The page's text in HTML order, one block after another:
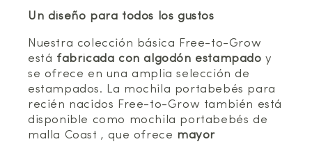
Un diseño para todos los gustos
Nuestra colección básica Free-to-Grow
está fabricada con algodón estampado y
se ofrece en una amplia selección de
estampados. La mochila portabebés para
recién nacidos Free-to-Grow también está
disponible como mochila portabebés de
malla Coast , que ofrece mayor